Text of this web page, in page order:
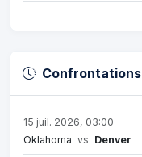
Confrontations
15 juil. 2026, 03:00
Oklahoma vs Denver